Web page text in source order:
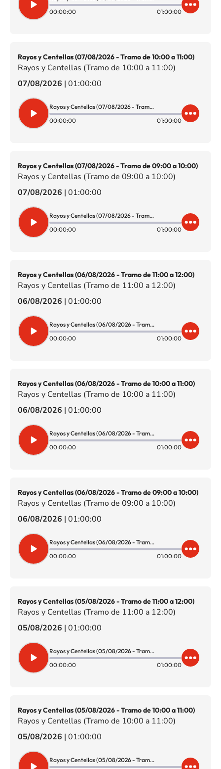
00:00:00
01:00:00
Rayos y Centellas (07/08/2026 - Tramo de 10:00 a 11:00)
Rayos y Centellas (Tramo de 10:00 a 11:00)
07/08/2026 | 01:00:00
Rayos y Centellas (07/08/2026 - Tramo de 10:00 a 11:00)
00:00:00
01:00:00
Rayos y Centellas (07/08/2026 - Tramo de 09:00 a 10:00)
Rayos y Centellas (Tramo de 09:00 a 10:00)
07/08/2026 | 01:00:00
Rayos y Centellas (07/08/2026 - Tramo de 09:00 a 10:00)
00:00:00
01:00:00
Rayos y Centellas (06/08/2026 - Tramo de 11:00 a 12:00)
Rayos y Centellas (Tramo de 11:00 a 12:00)
06/08/2026 | 01:00:00
Rayos y Centellas (06/08/2026 - Tramo de 11:00 a 12:00)
00:00:00
01:00:00
Rayos y Centellas (06/08/2026 - Tramo de 10:00 a 11:00)
Rayos y Centellas (Tramo de 10:00 a 11:00)
06/08/2026 | 01:00:00
Rayos y Centellas (06/08/2026 - Tramo de 10:00 a 11:00)
00:00:00
01:00:00
Rayos y Centellas (06/08/2026 - Tramo de 09:00 a 10:00)
Rayos y Centellas (Tramo de 09:00 a 10:00)
06/08/2026 | 01:00:00
Rayos y Centellas (06/08/2026 - Tramo de 09:00 a 10:00)
00:00:00
01:00:00
Rayos y Centellas (05/08/2026 - Tramo de 11:00 a 12:00)
Rayos y Centellas (Tramo de 11:00 a 12:00)
05/08/2026 | 01:00:00
Rayos y Centellas (05/08/2026 - Tramo de 11:00 a 12:00)
00:00:00
01:00:00
Rayos y Centellas (05/08/2026 - Tramo de 10:00 a 11:00)
Rayos y Centellas (Tramo de 10:00 a 11:00)
05/08/2026 | 01:00:00
Rayos y Centellas (05/08/2026 - Tramo de 10:00 a 11:00)